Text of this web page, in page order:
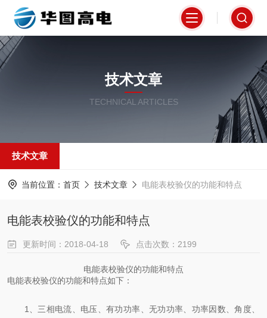
技术文章
TECHNICAL ARTICLES
技术文章
当前位置： 首页 技术文章 电能表校验仪的功能和特点
电能表校验仪的功能和特点
更新时间：2018-04-18 点击次数：2199
电能表校验仪的功能和特点
电能表校验仪的功能和特点如下：
1、三相电流、电压、有功功率、无功功率、功率因数、角度、